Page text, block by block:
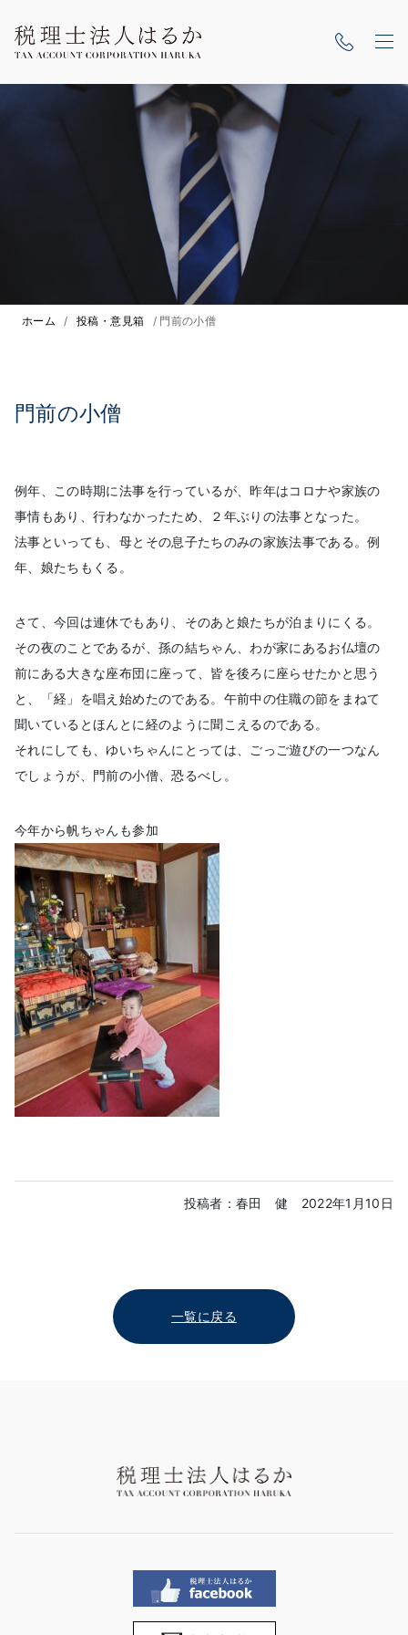
ホーム / 投稿・意見箱 / 門前の小僧
門前の小僧
例年、この時期に法事を行っているが、昨年はコロナや家族の
事情もあり、行わなかったため、２年ぶりの法事となった。
法事といっても、母とその息子たちのみの家族法事である。例
年、娘たちもくる。
さて、今回は連休でもあり、そのあと娘たちが泊まりにくる。
その夜のことであるが、孫の結ちゃん、わが家にあるお仏壇の
前にある大きな座布団に座って、皆を後ろに座らせたかと思う
と、「経」を唱え始めたのである。午前中の住職の節をまねて
聞いているとほんとに経のように聞こえるのである。
それにしても、ゆいちゃんにとっては、ごっご遊びの一つなん
でしょうが、門前の小僧、恐るべし。
今年から帆ちゃんも参加
投稿者：春田 健 2022年1月10日
一覧に戻る